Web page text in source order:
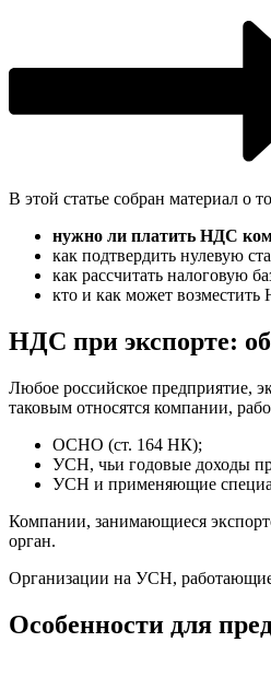
В этой статье собран материал о
нужно ли платить НДС
как подтвердить нулевую
как рассчитать налоговую
кто и как может
НДС при экспорте:
Любое российское предприятие,
таковым относятся компании,
ОСНО (ст. 164 НК);
УСН, чьи годовые доходы
УСН и применяющие
Компании, занимающиеся
орган.
Организации на УСН, работающие
Особенности для